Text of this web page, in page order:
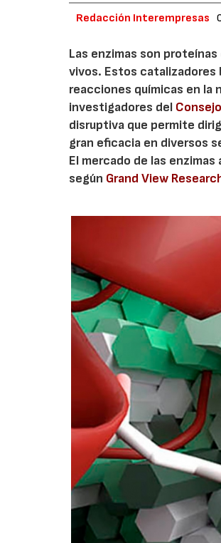
Redacción Interempresas
Las enzimas son
vivos. Estos
reacciones químicas en la
investigadores del
disruptiva que permite
gran eficacia en diversos
El mercado de las
según Grand View